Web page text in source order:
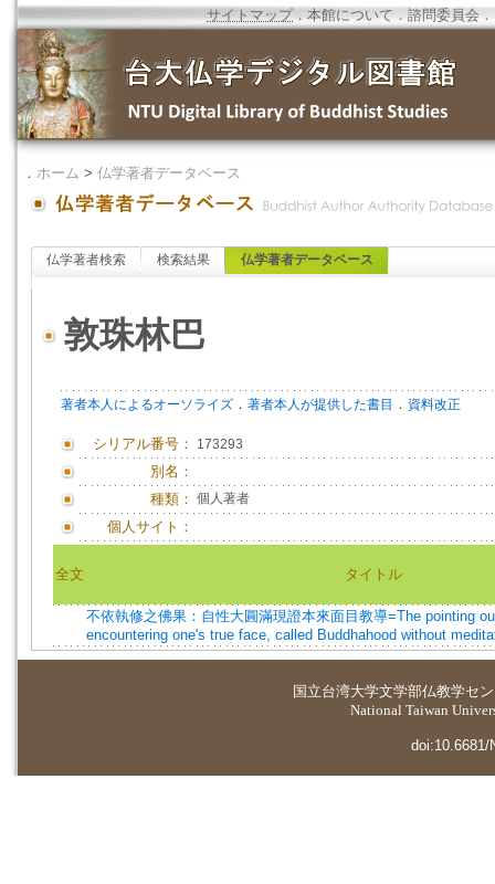
サイトマップ．本館について ．諮問委員会 ．
． ホーム > 仏学著者データベース
仏学著者検索 検索結果 仏学著者データベース
敦珠林巴
著者本人によるオーソライズ ． 著者本人が提供した書目 ． 資料改正
シリアル番号： 173293
別名：
種類： 個人著者
個人サイト：
全文 タイトル
不依執修之佛果：自性大圓滿現證本來面目教導=The pointing
encountering one's true face, called Buddhahood without
国立台湾大学文学部仏教学セ
National Taiwan
doi:10.6681/